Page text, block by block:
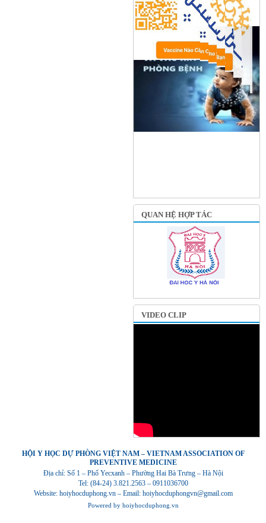
QUAN HỆ HỢP TÁC
VIDEO CLIP
HỘI Y HỌC DỰ PHÒNG VIỆT NAM – VIETNAM ASSOCIATION OF
PREVENTIVE MEDICINE
Địa chỉ: Số 1 – Phố Yecxanh – Phường Hai Bà Trưng – Hà Nội
Tel: (84-24) 3.821.2563 – 0911036700
Website: hoiyhocduphong.vn – Email: hoiyhocduphongvn@gmail.com
Powered by hoiyhocduphong.vn